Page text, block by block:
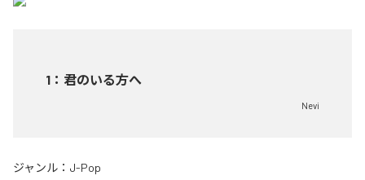
1 ： 君のいる方へ
Nevi
ジャンル： J-Pop